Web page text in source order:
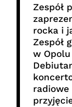
Zespół
rocka i
Zespół
w
radiowe